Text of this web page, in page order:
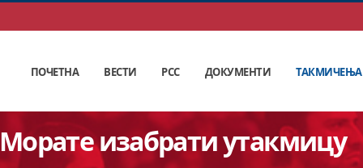
ПОЧЕТНА ВЕСТИ РСС ДОКУМЕНТИ ТАКМИЧЕЊА
Морате изабрати утакмицу